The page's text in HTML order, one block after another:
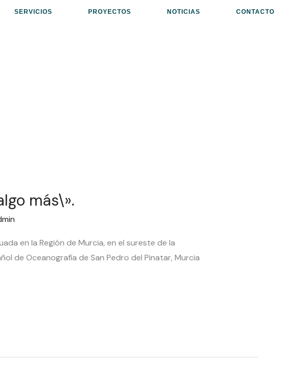
SERVICIOS PROYECTOS NOTICIAS CONTACTO
más\».
en la Región de Murcia, en el sureste de la
de Oceanografía de San Pedro del Pinatar, Murcia